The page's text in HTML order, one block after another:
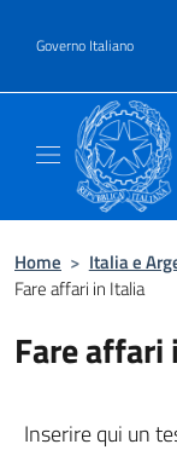
Governo Italiano
Home > Italia e
Fare affari in Italia
Fare
Inserire qui un